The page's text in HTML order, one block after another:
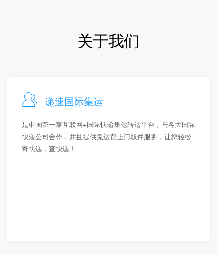
关于我们
递速国际集运
是中国第一家互联网+国际快递集运转运平台，与各大国际
快递公司合作，并且提供免运费上门取件服务，让您轻松
寄快递，查快递！